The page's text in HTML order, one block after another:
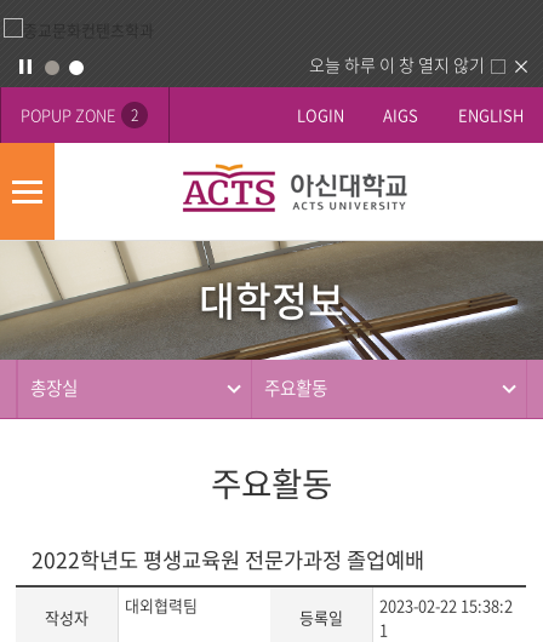
오늘 하루 이 창 열지 않기
POPUP ZONE 2 LOGIN AIGS ENGLISH
모
일
메
뉴
보
역
대학정보
총장실 주요활동
주요활동
2022학년도 평생교육원 전문가과정 졸업예배
작성자
대외협력팀
등록일
2023-02-22 15:38:2
1